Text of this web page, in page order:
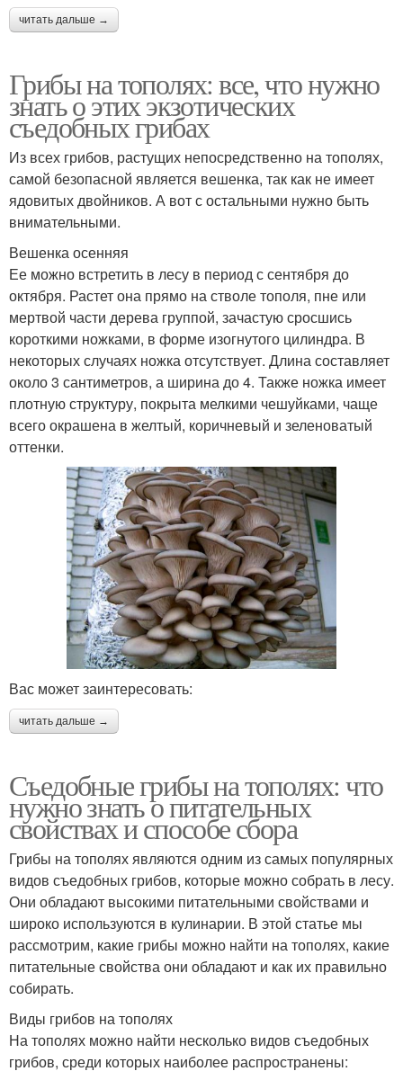
читать дальше →
Грибы на тополях: все, что нужно
знать о этих экзотических
съедобных грибах
Из всех грибов, растущих непосредственно на тополях,
самой безопасной является вешенка, так как не имеет
ядовитых двойников. А вот с остальными нужно быть
внимательными.
Вешенка осенняя
Ее можно встретить в лесу в период с сентября до
октября. Растет она прямо на стволе тополя, пне или
мертвой части дерева группой, зачастую сросшись
короткими ножками, в форме изогнутого цилиндра. В
некоторых случаях ножка отсутствует. Длина составляет
около 3 сантиметров, а ширина до 4. Также ножка имеет
плотную структуру, покрыта мелкими чешуйками, чаще
всего окрашена в желтый, коричневый и зеленоватый
оттенки.
Вас может заинтересовать:
читать дальше →
Съедобные грибы на тополях: что
нужно знать о питательных
свойствах и способе сбора
Грибы на тополях являются одним из самых популярных
видов съедобных грибов, которые можно собрать в лесу.
Они обладают высокими питательными свойствами и
широко используются в кулинарии. В этой статье мы
рассмотрим, какие грибы можно найти на тополях, какие
питательные свойства они обладают и как их правильно
собирать.
Виды грибов на тополях
На тополях можно найти несколько видов съедобных
грибов, среди которых наиболее распространены: